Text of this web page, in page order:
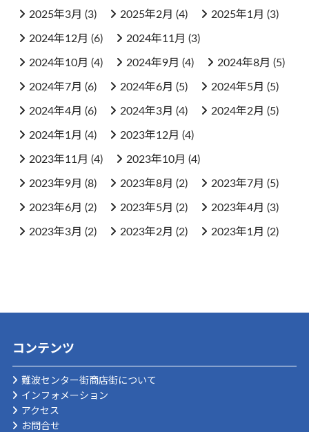
2025年3月 (3) 2025年2月 (4) 2025年1月 (3)
2024年12月 (6) 2024年11月 (3)
2024年10月 (4) 2024年9月 (4) 2024年8月 (5)
2024年7月 (6) 2024年6月 (5) 2024年5月 (5)
2024年4月 (6) 2024年3月 (4) 2024年2月 (5)
2024年1月 (4) 2023年12月 (4)
2023年11月 (4) 2023年10月 (4)
2023年9月 (8) 2023年8月 (2) 2023年7月 (5)
2023年6月 (2) 2023年5月 (2) 2023年4月 (3)
2023年3月 (2) 2023年2月 (2) 2023年1月 (2)
コンテンツ
難波センター街商店街について
インフォメーション
アクセス
お問合せ